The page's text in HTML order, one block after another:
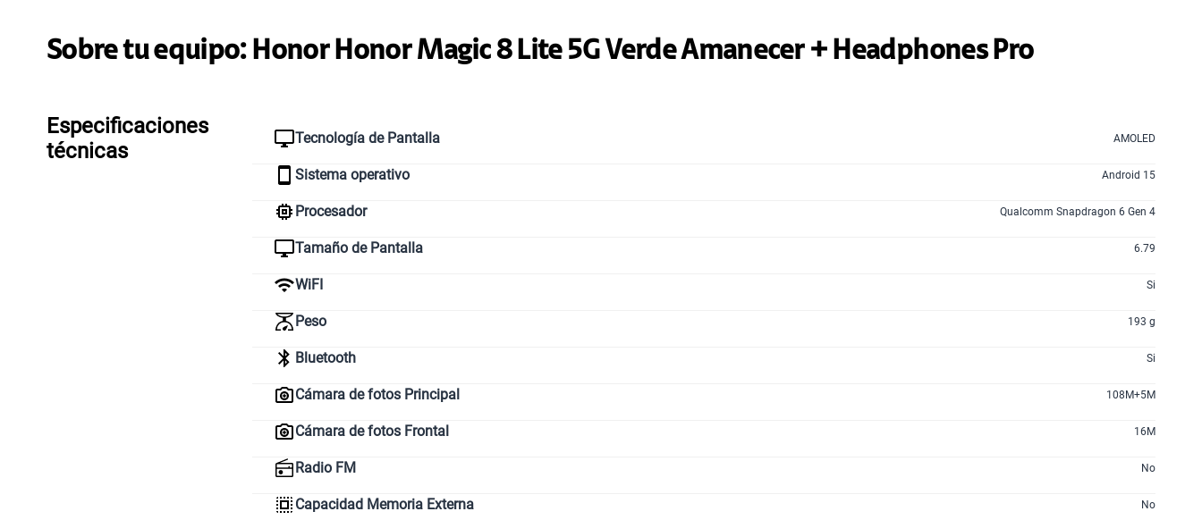
en alta velocidad
Sobre tu equipo: Honor Honor Magic 8 Lite 5G Verde Amanecer + Headphones Pro
Especificaciones
técnicas
Tecnología de Pantalla AMOLED
Sistema operativo Android 15
Procesador Qualcomm Snapdragon 6 Gen 4
Tamaño de Pantalla 6.79
WiFI Si
Peso 193 g
Bluetooth Si
Cámara de fotos Principal 108M+5M
Cámara de fotos Frontal 16M
Radio FM No
Capacidad Memoria Externa No